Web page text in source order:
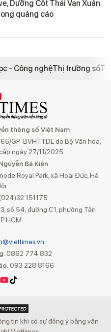
Dưỡng Cốt Thái Vạn Xuân
quảng cáo
- Công nghệThị trường số
thông số Việt Nam
GP-BVHTTDL do Bộ Văn hóa,
ngày 27/11/2025
Bá Kiên
Royal Park, xã Hoài Đức, Hà
151175
số 54, đường C1, phường Tân
0862 774 832
093 228 8166
tin khi có sự đồng ý bằng văn